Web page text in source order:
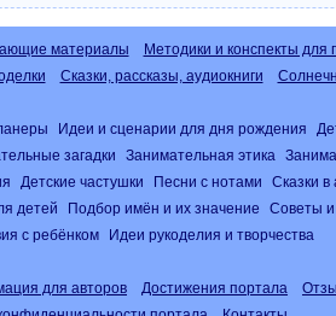
материалы Методики и конспекты для
Сказки, рассказы, аудиокниги
Идеи и сценарии для дня рождения
загадки Занимательная этика
Детские частушки Песни с нотами Сказки
детей Подбор имён и их значение Советы и
с ребёнком Идеи рукоделия и творчества
для авторов Достижения портала